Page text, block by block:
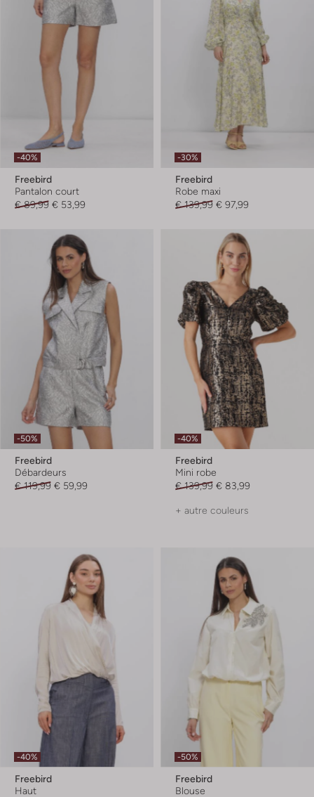
-40%
Freebird
Pantalon court
€ 89,99 € 53,99
-30%
Freebird
Robe maxi
€ 139,99 € 97,99
-50%
Freebird
Débardeurs
€ 119,99 € 59,99
-40%
Freebird
Mini robe
€ 139,99 € 83,99
+ autre couleurs
-40%
Freebird
Haut
-50%
Freebird
Blouse